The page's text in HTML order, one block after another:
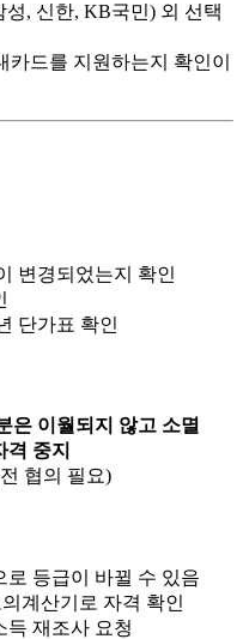
, 신한, KB국민) 외 선택
카드를 지원하는지 확인이
변경되었는지 확인
단가표 확인
은 이월되지 않고 소멸
격 중지
협의 필요)
로 등급이 바뀔 수 있음
계산기로 자격 확인
득 재조사 요청